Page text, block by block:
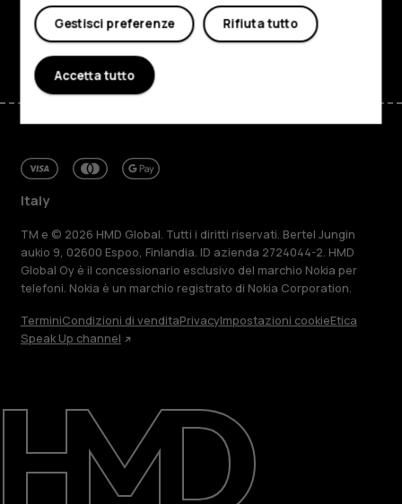
Il mio account
Ripara, riutilizza, ricicla
Sostenibilità
Assistenza
FacebookInstagram
TiktokYoutubeLinkedinDiscord
Italy
TM e © 2026 HMD Global. Tutti i diritti riservati. Bertel Jungin
aukio 9, 02600 Espoo, Finlandia. ID azienda 2724044-2. HMD
Global Oy è il concessionario esclusivo del marchio Nokia per
telefoni. Nokia è un marchio registrato di Nokia Corporation.
TerminiCondizioni di venditaPrivacyImpostazioni cookieEtica
Speak Up channel
Rifiuta tutto
Gestisci preferenze
Accetta tutto